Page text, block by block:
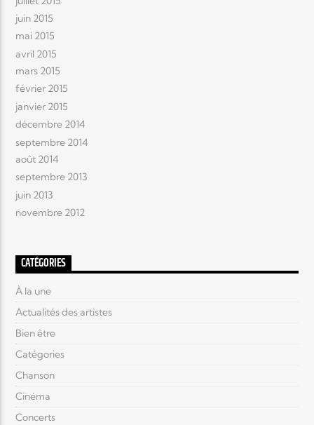
juin 2015
mai 2015
avril 2015
mars 2015
février 2015
janvier 2015
décembre 2014
septembre 2014
août 2014
septembre 2013
juin 2013
novembre 2012
CATÉGORIES
À la une
Actualités des artistes
Bien être
Catégories
Chanson
Cinéma
Concerts